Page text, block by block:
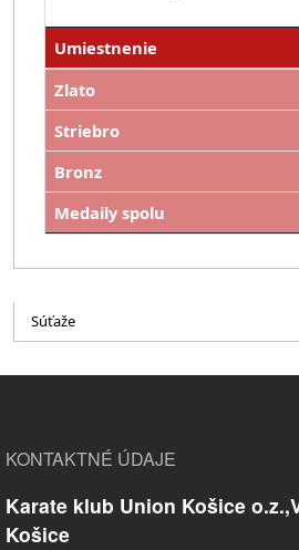
Umiestnenie
Zlato
Striebro
Bronz
Medaily spolu
Súťaže
KONTAKTNÉ ÚDAJE
Karate klub Union Košice
Košice